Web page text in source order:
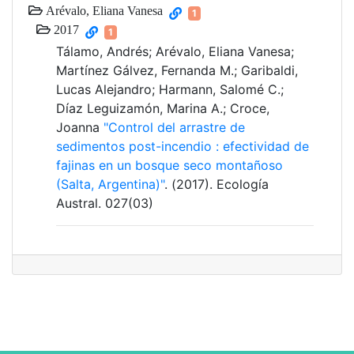
Arévalo, Eliana Vanesa 1
2017 1
Tálamo, Andrés; Arévalo, Eliana Vanesa;
Martínez Gálvez, Fernanda M.; Garibaldi,
Lucas Alejandro; Harmann, Salomé C.;
Díaz Leguizamón, Marina A.; Croce,
Joanna "Control del arrastre de
sedimentos post-incendio : efectividad de
fajinas en un bosque seco montañoso
(Salta, Argentina)". (2017). Ecología
Austral. 027(03)